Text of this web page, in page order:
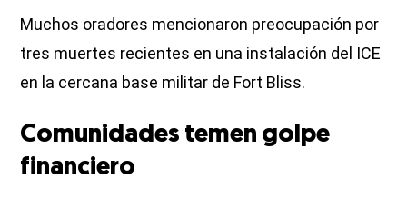
Muchos oradores mencionaron preocupación por
tres muertes recientes en una instalación del ICE
en la cercana base militar de Fort Bliss.
Comunidades temen golpe
financiero